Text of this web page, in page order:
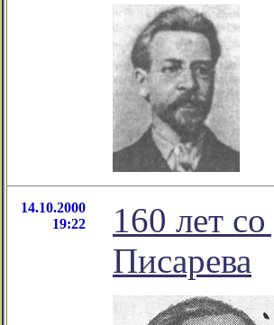
14.10.2000
19:22
160 лет
Писарева